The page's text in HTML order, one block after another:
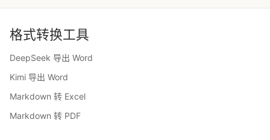
格式转换工具
DeepSeek 导出 Word
Kimi 导出 Word
Markdown 转 Excel
Markdown 转 PDF